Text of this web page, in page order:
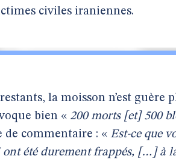
civiles iraniennes.
la moisson n’est
bien « 200 morts [et] 500
de commentaire : « Est-ce que
été durement frappés, […] à